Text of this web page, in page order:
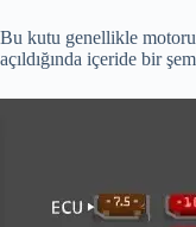
Bu kutu genellikle
açıldığında içeride bir